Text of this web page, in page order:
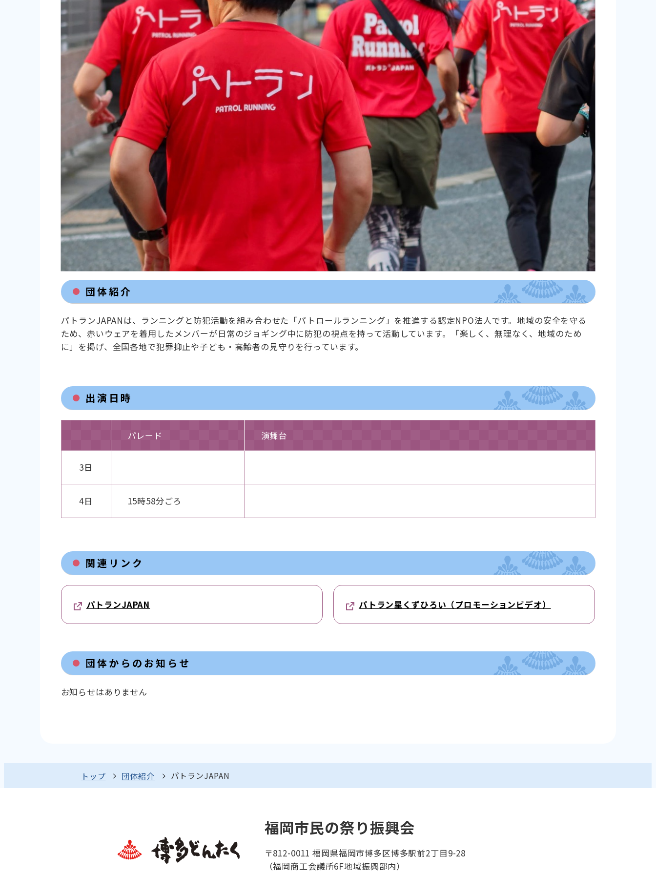
団体紹介
パトランJAPANは、ランニングと防犯活動を組み合わせた「パトロールランニング」を推進する認定NPO法人です。地域の安全を守る
ため、赤いウェアを着用したメンバーが日常のジョギング中に防犯の視点を持って活動しています。「楽しく、無理なく、地域のため
に」を掲げ、全国各地で犯罪抑止や子ども・高齢者の見守りを行っています。
出演日時
パレード 演舞台
3日
4日 15時58分ごろ
関連リンク
パトランJAPAN パトラン星くずひろい（プロモーションビデオ）
団体からのお知らせ
お知らせはありません
トップ 団体紹介 パトランJAPAN
福岡市民の祭り振興会
〒812-0011 福岡県福岡市博多区博多駅前2丁目9-28
（福岡商工会議所6F地域振興部内）